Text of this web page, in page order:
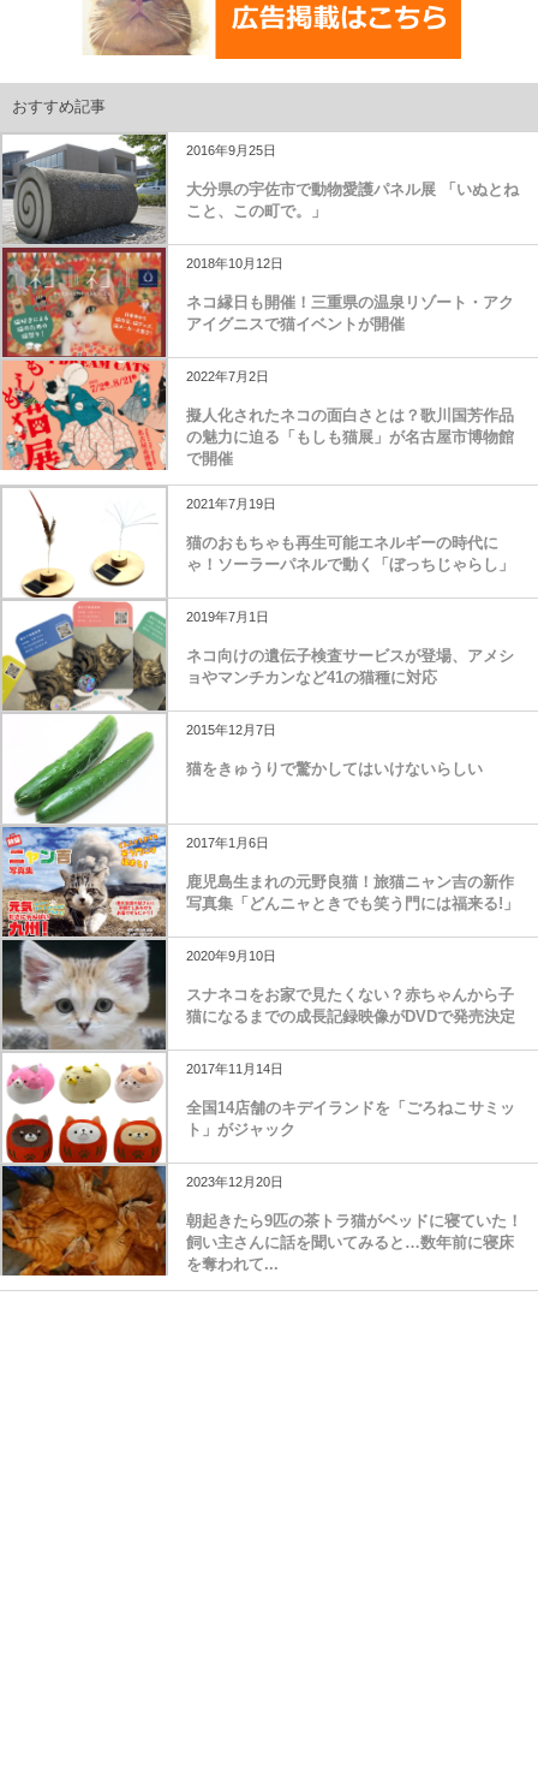
おすすめ記事
2016年9月25日
大分県の宇佐市で動物愛護パネル展 「いぬとね
こと、この町で。」
2018年10月12日
ネコ縁日も開催！三重県の温泉リゾート・アク
アイグニスで猫イベントが開催
2022年7月2日
擬人化されたネコの面白さとは？歌川国芳作品
の魅力に迫る「もしも猫展」が名古屋市博物館
で開催
2021年7月19日
猫のおもちゃも再生可能エネルギーの時代に
ゃ！ソーラーパネルで動く「ぼっちじゃらし」
2019年7月1日
ネコ向けの遺伝子検査サービスが登場、アメシ
ョやマンチカンなど41の猫種に対応
2015年12月7日
猫をきゅうりで驚かしてはいけないらしい
2017年1月6日
鹿児島生まれの元野良猫！旅猫ニャン吉の新作
写真集「どんニャときでも笑う門には福来る!」
2020年9月10日
スナネコをお家で見たくない？赤ちゃんから子
猫になるまでの成長記録映像がDVDで発売決定
2017年11月14日
全国14店舗のキデイランドを「ごろねこサミッ
ト」がジャック
2023年12月20日
朝起きたら9匹の茶トラ猫がベッドに寝ていた！
飼い主さんに話を聞いてみると…数年前に寝床
を奪われて...